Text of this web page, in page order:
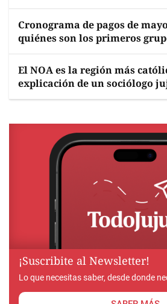
Cronograma de pagos de
quiénes son los primeros
El NOA es la región más
explicación de un sociólogo
¡Suscribite al Newsletter!
Lo que necesitas saber, desde donde